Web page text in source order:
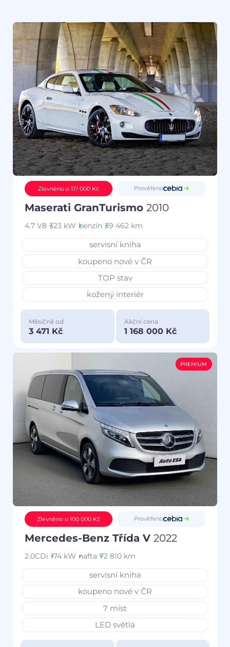
Zlevněno o 117 000 Kč Prověřeno
Maserati GranTurismo 2010
4.7 V8 323 kW benzín 39 462 km
servisní kniha
koupeno nové v ČR
TOP stav
kožený interiér
Měsíčně od
3 471 Kč
Akční cena
1 168 000 Kč
PREMIUM
Zlevněno o 100 000 Kč Prověřeno
Mercedes-Benz Třída V 2022
2.0CDi 174 kW nafta 72 810 km
servisní kniha
koupeno nové v ČR
7 míst
LED světla